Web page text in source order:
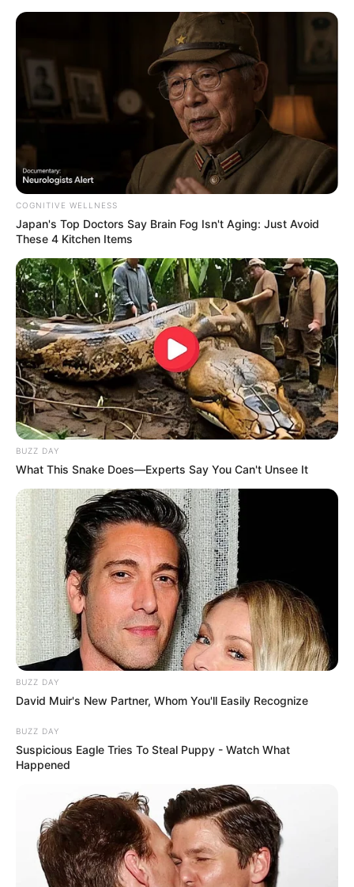
COGNITIVE WELLNESS
Japan's Top Doctors Say Bra​in Fo​g Isn't Aging: Just Avoid
These 4 Kitchen Items
BUZZ DAY
What This Snake Does—Experts Say You Can't Unsee It
BUZZ DAY
David Muir's New Partner, Whom You'll Easily Recognize
BUZZ DAY
Suspicious Eagle Tries To Steal Puppy - Watch What
Happened